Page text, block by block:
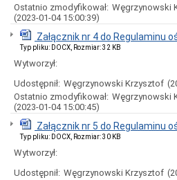
Rada
Miejska
2018-
2023
Rada
Miejska
2014-
2018
Młodzieżowa
Rada
Miasta
Miejska
2010-
Ostatnio zmodyfikował: Węgrzynowski
(2023-01-04 15:00:39)
Załącznik nr 4 do Regulaminu
Typ pliku: DOCX, Rozmiar: 32 KB
Wytworzył:
Udostępnił: Węgrzynowski Krzysztof
Ostatnio zmodyfikował: Węgrzynowski
(2023-01-04 15:00:45)
Załącznik nr 5 do Regulaminu
Typ pliku: DOCX, Rozmiar: 30 KB
Wytworzył:
Udostępnił: Węgrzynowski Krzysztof